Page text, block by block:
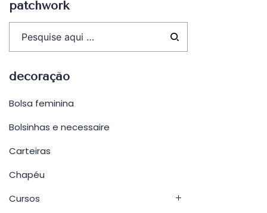
patchwork
decoração
Bolsa feminina
Bolsinhas e necessaire
Carteiras
Chapéu
Cursos